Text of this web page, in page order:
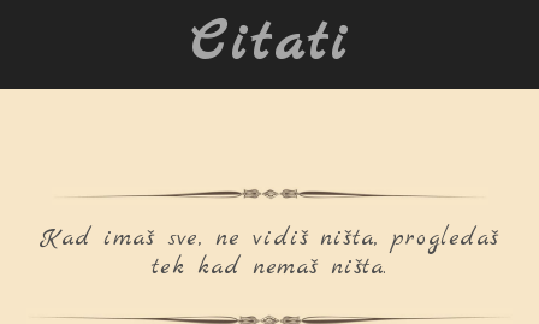
Citati
Kad imaš sve, ne vidiš ništa, progledaš
tek kad nemaš ništa.